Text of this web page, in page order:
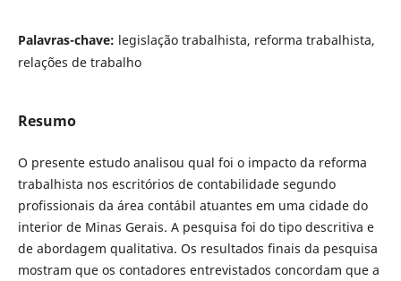
Palavras-chave: legislação trabalhista, reforma trabalhista,
relações de trabalho
Resumo
O presente estudo analisou qual foi o impacto da reforma
trabalhista nos escritórios de contabilidade segundo
profissionais da área contábil atuantes em uma cidade do
interior de Minas Gerais. A pesquisa foi do tipo descritiva e
de abordagem qualitativa. Os resultados finais da pesquisa
mostram que os contadores entrevistados concordam que a